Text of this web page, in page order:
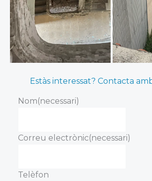
Estàs interessat? Contacta
Nom(necessari)
Correu electrònic(necessari)
Telèfon